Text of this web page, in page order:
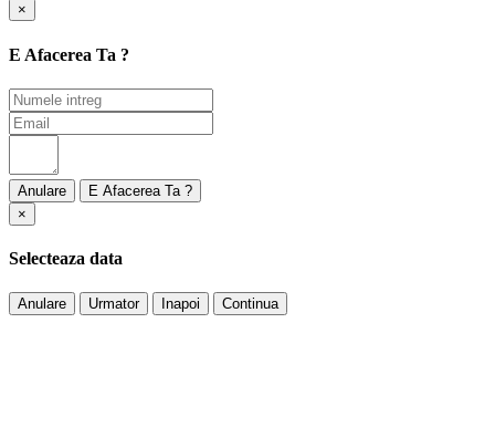
×
E Afacerea Ta ?
Anulare
×
Selecteaza data
Anulare